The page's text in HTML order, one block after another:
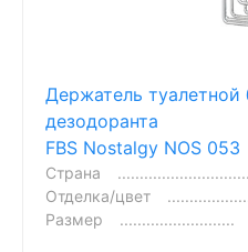
Держатель туалетной
дезодоранта
FBS Nostalgy NOS 053
Страна
Отделка/цвет
Размер